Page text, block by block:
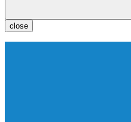
close